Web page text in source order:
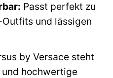
Passt perfekt zu
und lässigen
by Versace steht
hochwertige